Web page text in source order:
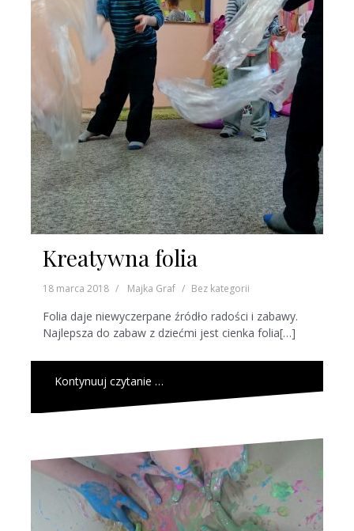
Kreatywna folia
18 marca 2018 Majka Graf Bez kategorii
Folia daje niewyczerpane źródło radości i zabawy.
Najlepsza do zabaw z dziećmi jest cienka folia[…]
Kontynuuj czytanie …